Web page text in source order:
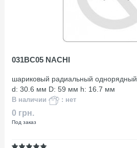
031BC05 NACHI
шариковый радиальный однорядный
d: 30.6 мм D: 59 мм h: 16.7 мм
В наличии : нет
0 грн.
Под заказ